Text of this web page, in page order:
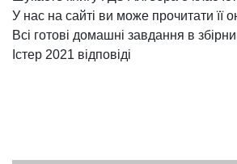
У нас на сайті ви може прочитати її
Всі готові домашні завдання в
Істер 2021 відповіді